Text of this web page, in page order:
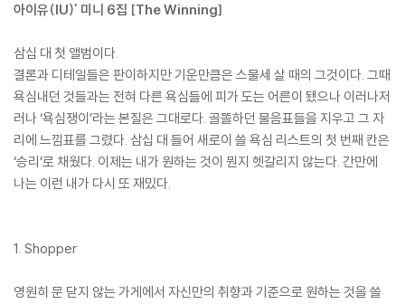
아이유(IU)' 미니 6집 [The Winning]
삼십 대 첫 앨범이다.
결론과 디테일들은 판이하지만 기운만큼은 스물세 살 때의 그것이다. 그때
욕심내던 것들과는 전혀 다른 욕심들에 피가 도는 어른이 됐으나 이러나저
러나 ‘욕심쟁이’라는 본질은 그대로다. 골똘하던 물음표들을 지우고 그 자
리에 느낌표를 그렸다. 삼십 대 들어 새로이 쓸 욕심 리스트의 첫 번째 칸은
‘승리’로 채웠다. 이제는 내가 원하는 것이 뭔지 헷갈리지 않는다. 간만에
나는 이런 내가 다시 또 재밌다.
1. Shopper
영원히 문 닫지 않는 가게에서 자신만의 취향과 기준으로 원하는 것을 쓸